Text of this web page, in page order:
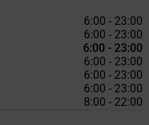
6:00 - 23:00
6:00 - 23:00
6:00 - 23:00
6:00 - 23:00
6:00 - 23:00
6:00 - 23:00
8:00 - 22:00